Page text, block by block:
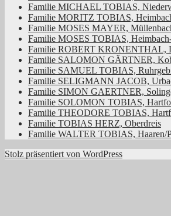
Familie MICHAEL TOBIAS,
Familie MORITZ TOBIAS,
Familie MOSES MAYER,
Familie MOSES TOBIAS,
Familie ROBERT KRONENTHAL,
Familie SALOMON GÄRTNER,
Familie SAMUEL TOBIAS,
Familie SELIGMANN JACOB,
Familie SIMON GAERTNER,
Familie SOLOMON TOBIAS,
Familie THEODORE TOBIAS,
Familie TOBIAS HERZ, Oberdreis
Familie WALTER TOBIAS, Haaren/
Stolz präsentiert von WordPress